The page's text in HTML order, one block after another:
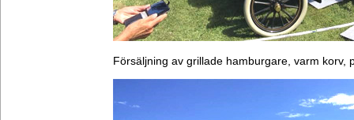
Försäljning av grillade hamburgare, varm korv,